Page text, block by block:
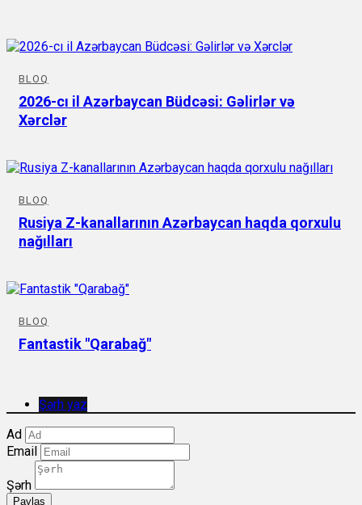
BLOQ
2026-cı il Azərbaycan Büdcəsi: Gəlirlər və
Xərclər
BLOQ
Rusiya Z-kanallarının Azərbaycan haqda qorxulu
nağılları
BLOQ
Fantastik "Qarabağ"
Şərh yaz
Ad
Email
Şərh
Paylaş